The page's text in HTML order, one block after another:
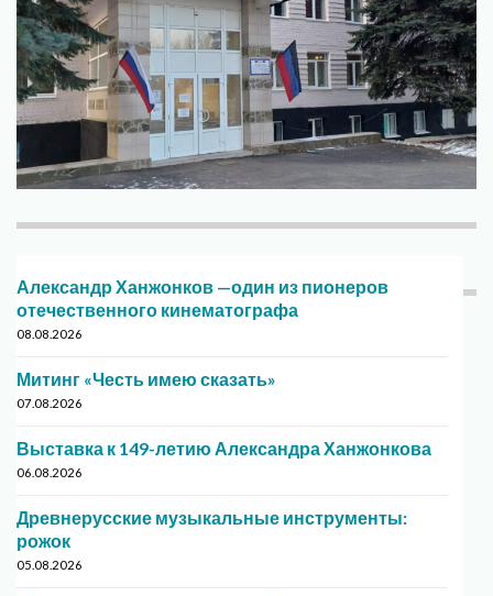
Александр Ханжонков —один из пионеров
отечественного кинематографа
08.08.2026
Митинг «Честь имею сказать»
07.08.2026
Выставка к 149-летию Александра Ханжонкова
06.08.2026
Древнерусские музыкальные инструменты:
рожок
05.08.2026